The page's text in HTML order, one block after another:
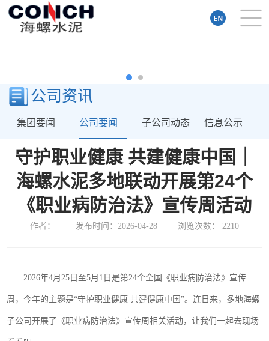
公司资讯
集团要闻 公司要闻 子公司动态 信息公示
守护职业健康 共建健康中国｜
海螺水泥多地联动开展第24个
《职业病防治法》宣传周活动
作者： 发布时间：2026-04-28 浏览次数： 2210
2026年4月25日至5月1日是第24个全国《职业病防治法》宣传
周，今年的主题是“守护职业健康 共建健康中国”。连日来，多地海螺
子公司开展了《职业病防治法》宣传周相关活动，让我们一起去现场